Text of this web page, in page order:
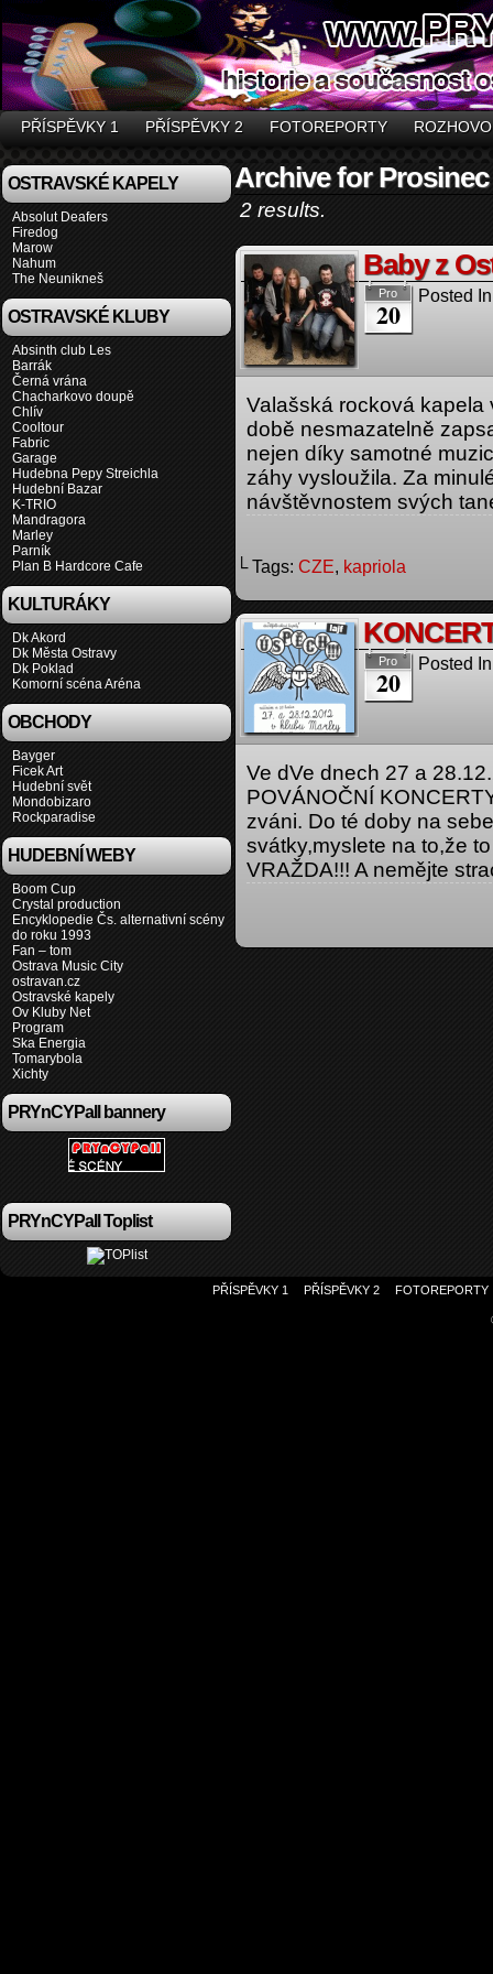
PŘÍSPĚVKY 1 PŘÍSPĚVKY 2 FOTOREPORTY
OSTRAVSKÉ KAPELY
Absolut Deafers
Firedog
Marow
Nahum
The Neunikneš
OSTRAVSKÉ KLUBY
Absinth club Les
Barrák
Černá vrána
Chacharkovo doupě
Chlív
Cooltour
Fabric
Garage
Hudebna Pepy Streichla
Hudební Bazar
K-TRIO
Mandragora
Marley
Parník
Plan B Hardcore Cafe
KULTURÁKY
Dk Akord
Dk Města Ostravy
Dk Poklad
Komorní scéna Aréna
OBCHODY
Bayger
Ficek Art
Hudební svět
Mondobizaro
Rockparadise
HUDEBNÍ WEBY
Boom Cup
Crystal production
Encyklopedie Čs. alternativní scény
do roku 1993
Fan – tom
Ostrava Music City
ostravan.cz
Ostravské kapely
Ov Kluby Net
Program
Ska Energia
Tomarybola
Xichty
PRYnCYPall bannery
PRYnCYPall Toplist
Archive for Prosinec
2 results.
Baby z
Pro
20
Posted
Valašská rocková kapela
době nesmazatelně
nejen díky samotné
záhy vysloužila. Za
návštěvnostem svých
└ Tags: CZE, kapriola
Pro
20
Posted
Ve dVe dnech 27 a
POVÁNOČNÍ
zváni. Do té doby na
svátky,myslete na to,že
VRAŽDA!!! A nemějte
PŘÍSPĚVKY 1 PŘÍSPĚVKY 2 FOTOREPORTY